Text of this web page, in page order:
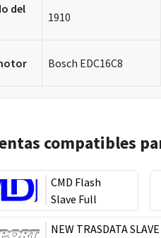
del
1910
Bosch EDC16C8
compatibles
CMD Flash
Slave Full
NEW TRASDATA SLAVE